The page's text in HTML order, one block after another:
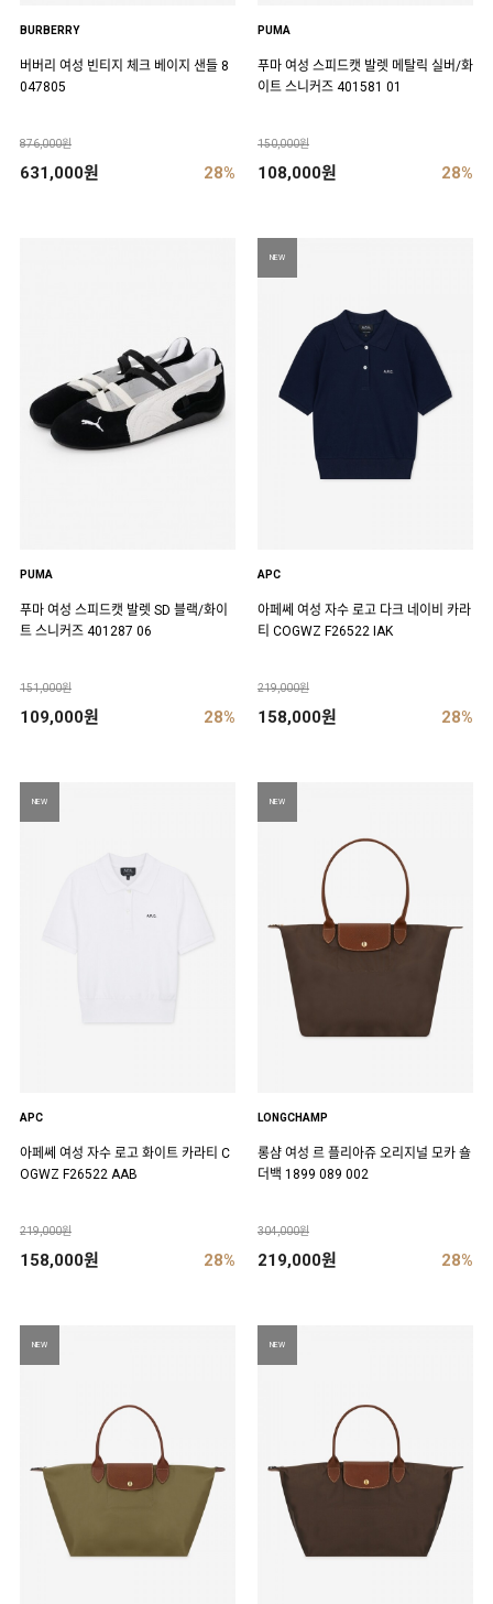
BURBERRY
버버리 여성 빈티지 체크 베이지 샌들 8
047805
876,000원
631,000원 28%
PUMA
푸마 여성 스피드캣 발렛 메탈릭 실버/화
이트 스니커즈 401581 01
150,000원
108,000원 28%
PUMA
푸마 여성 스피드캣 발렛 SD 블랙/화이
트 스니커즈 401287 06
151,000원
109,000원 28%
NEW
APC
아페쎄 여성 자수 로고 다크 네이비 카라
티 COGWZ F26522 IAK
219,000원
158,000원 28%
NEW
APC
아페쎄 여성 자수 로고 화이트 카라티 C
OGWZ F26522 AAB
219,000원
158,000원 28%
NEW
LONGCHAMP
롱샴 여성 르 플리아쥬 오리지널 모카 숄
더백 1899 089 002
304,000원
219,000원 28%
NEW NEW